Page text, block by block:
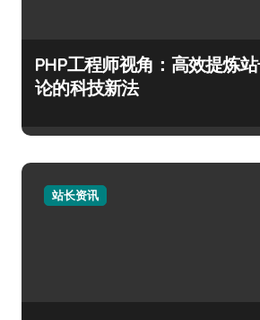
PHP工程师视角：高效提炼
论的科技新法
站长资讯